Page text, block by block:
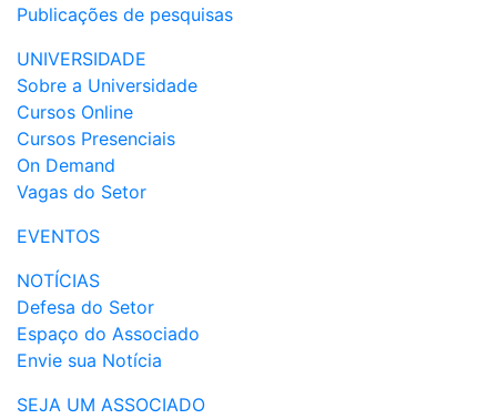
Publicações de pesquisas
UNIVERSIDADE
Sobre a Universidade
Cursos Online
Cursos Presenciais
On Demand
Vagas do Setor
EVENTOS
NOTÍCIAS
Defesa do Setor
Espaço do Associado
Envie sua Notícia
SEJA UM ASSOCIADO